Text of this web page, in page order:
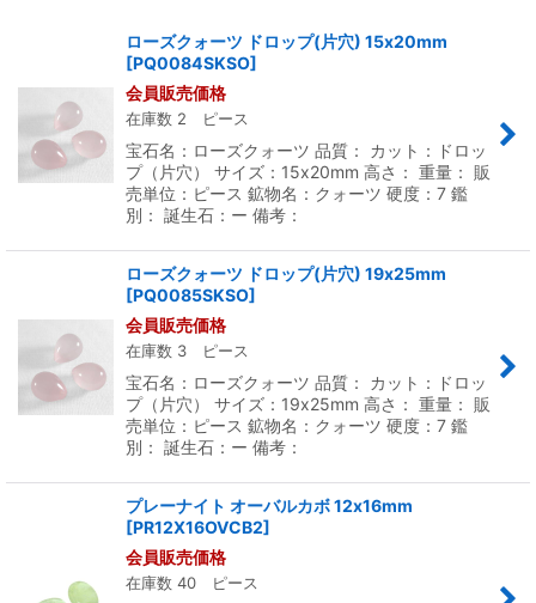
絞り込む
ローズクォーツ ドロップ(片穴) 15x20mm
[PQ0084SKSO]
会員販売価格
在庫数 2 ピース
宝石名：ローズクォーツ 品質： カット：ドロッ
プ（片穴） サイズ：15x20mm 高さ： 重量： 販
売単位：ピース 鉱物名：クォーツ 硬度：7 鑑
別： 誕生石：ー 備考：
ローズクォーツ ドロップ(片穴) 19x25mm
[PQ0085SKSO]
会員販売価格
在庫数 3 ピース
宝石名：ローズクォーツ 品質： カット：ドロッ
プ（片穴） サイズ：19x25mm 高さ： 重量： 販
売単位：ピース 鉱物名：クォーツ 硬度：7 鑑
別： 誕生石：ー 備考：
プレーナイト オーバルカボ 12x16mm
[PR12X16OVCB2]
会員販売価格
在庫数 40 ピース